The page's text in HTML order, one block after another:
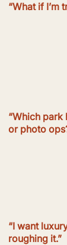
“What if I’m
“Which park
or photo
“I want
roughing it.”